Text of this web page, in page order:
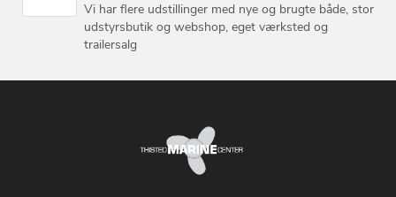
Vi har flere udstillinger med nye og brugte både, stor
udstyrsbutik og webshop, eget værksted og
trailersalg